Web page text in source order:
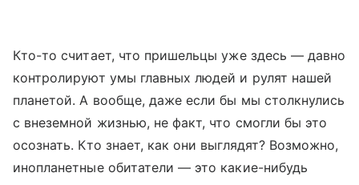
Кто-то считает, что пришельцы уже здесь — давно
контролируют умы главных людей и рулят нашей
планетой. А вообще, даже если бы мы столкнулись
с внеземной жизнью, не факт, что смогли бы это
осознать. Кто знает, как они выглядят? Возможно,
инопланетные обитатели — это какие-нибудь